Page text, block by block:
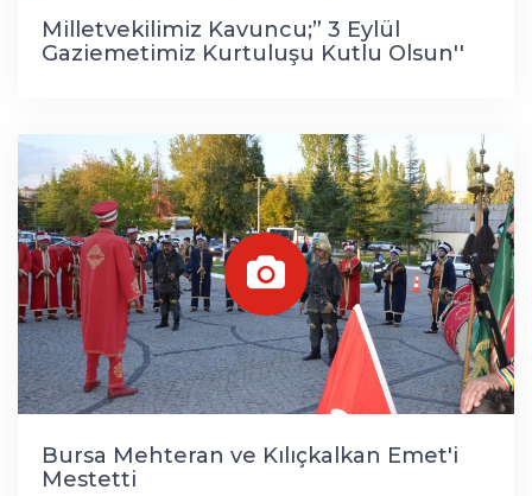
Milletvekilimiz Kavuncu;” 3 Eylül
Gaziemetimiz Kurtuluşu Kutlu Olsun''
Bursa Mehteran ve Kılıçkalkan Emet'i
Mestetti